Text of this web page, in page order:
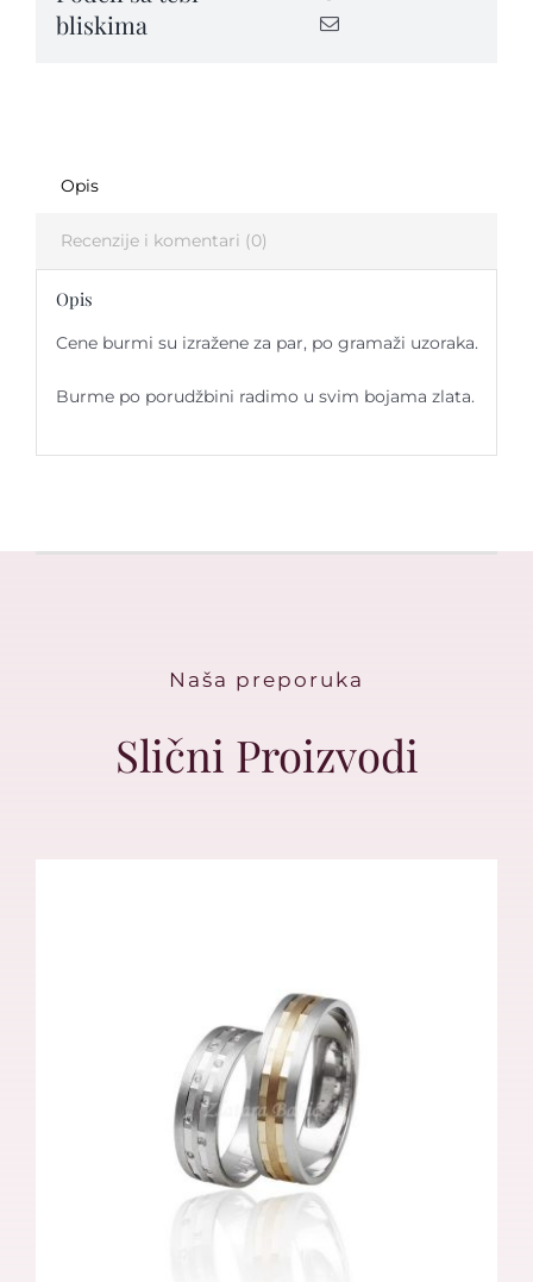
bliskima
Opis
Recenzije i komentari (0)
Opis
Cene burmi su izražene za par, po gramaži uzoraka.
Burme po porudžbini radimo u svim bojama zlata.
Naša preporuka
Slični Proizvodi